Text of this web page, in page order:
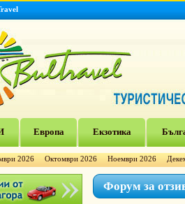
Европа Екзотика
2026 Октомври 2026 Ноември 2026
Форум за